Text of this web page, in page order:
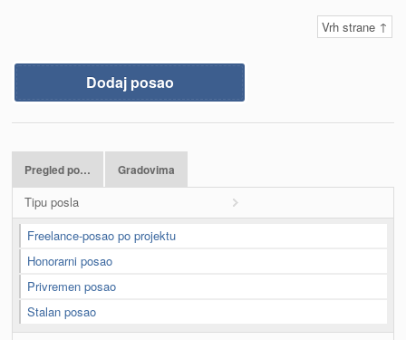
Vrh strane ↑
Dodaj posao
Pregled po… Gradovima
Tipu posla
Freelance-posao po projektu
Honorarni posao
Privremen posao
Stalan posao